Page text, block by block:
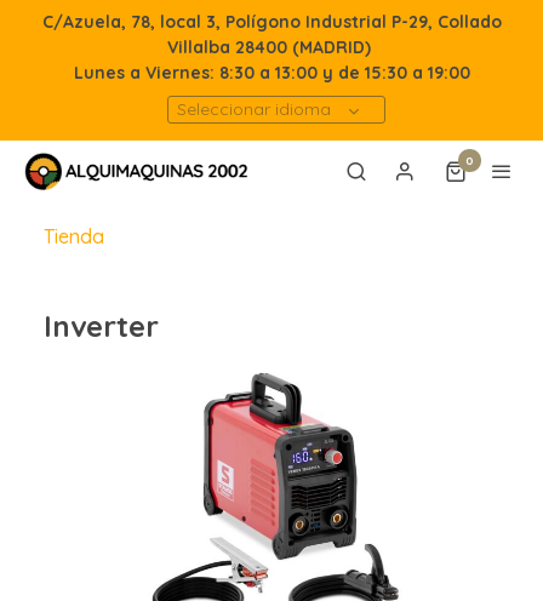
C/Azuela, 78, local 3, Polígono Industrial P-29, Collado
Villalba 28400 (MADRID)
Lunes a Viernes: 8:30 a 13:00 y de 15:30 a 19:00
Seleccionar idioma
0
Tienda
Inverter